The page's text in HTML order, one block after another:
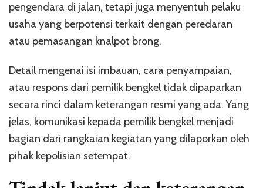
pengendara di jalan, tetapi juga menyentuh pelaku
usaha yang berpotensi terkait dengan peredaran
atau pemasangan knalpot brong.
Detail mengenai isi imbauan, cara penyampaian,
atau respons dari pemilik bengkel tidak dipaparkan
secara rinci dalam keterangan resmi yang ada. Yang
jelas, komunikasi kepada pemilik bengkel menjadi
bagian dari rangkaian kegiatan yang dilaporkan oleh
pihak kepolisian setempat.